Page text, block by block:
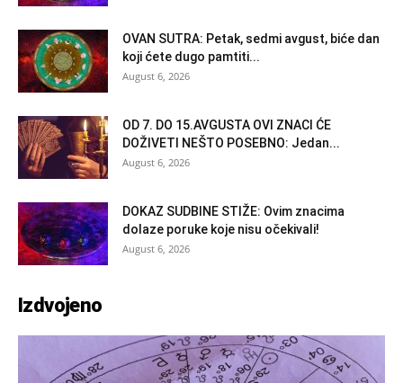
OVAN SUTRA: Petak, sedmi avgust, biće dan
koji ćete dugo pamtiti...
August 6, 2026
OD 7. DO 15.AVGUSTA OVI ZNACI ĆE
DOŽIVETI NEŠTO POSEBNO: Jedan...
August 6, 2026
DOKAZ SUDBINE STIŽE: Ovim znacima
dolaze poruke koje nisu očekivali!
August 6, 2026
Izdvojeno